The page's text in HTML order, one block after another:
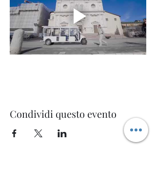
Condividi questo evento